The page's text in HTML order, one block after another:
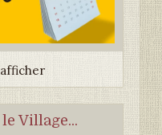
Village...